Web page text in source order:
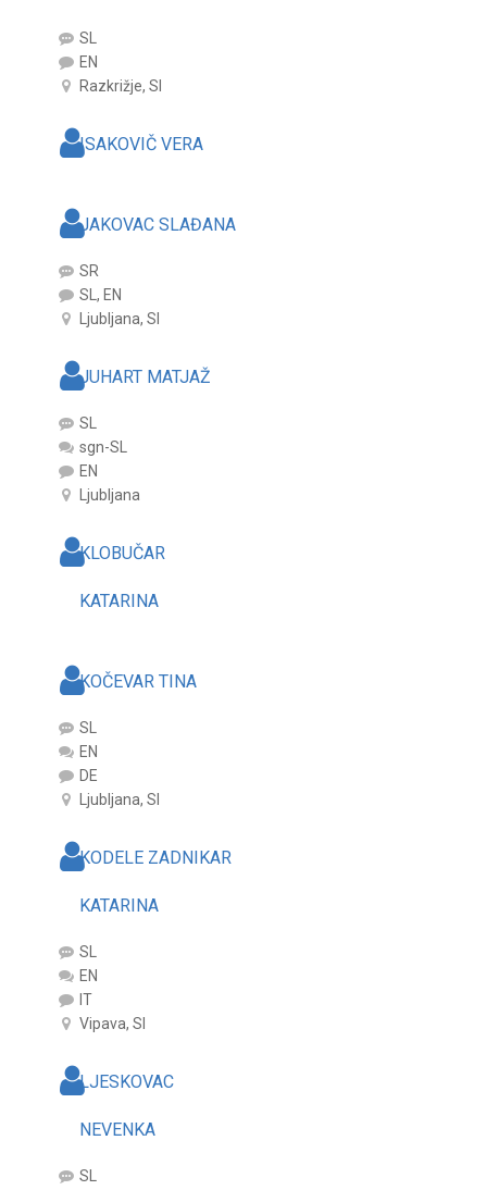
SL
EN
Razkrižje, SI
ISAKOVIČ VERA
JAKOVAC SLAĐANA
SR
SL, EN
Ljubljana, SI
JUHART MATJAŽ
SL
sgn-SL
EN
Ljubljana
KLOBUČAR
KATARINA
KOČEVAR TINA
SL
EN
DE
Ljubljana, SI
KODELE ZADNIKAR
KATARINA
SL
EN
IT
Vipava, SI
LJESKOVAC
NEVENKA
SL